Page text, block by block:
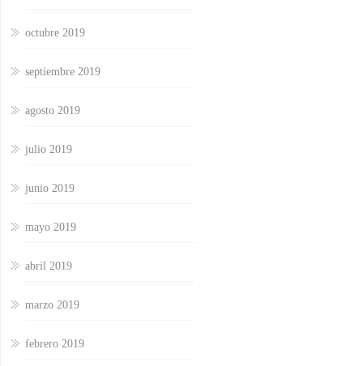
octubre 2019
septiembre 2019
agosto 2019
julio 2019
junio 2019
mayo 2019
abril 2019
marzo 2019
febrero 2019